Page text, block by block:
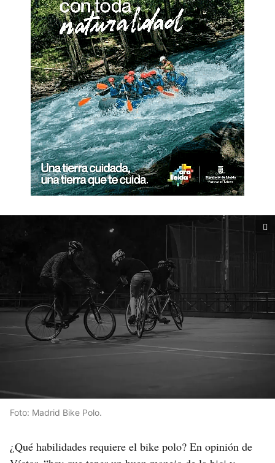
Foto: Madrid Bike Polo.
¿Qué habilidades requiere el bike polo? En opinión de